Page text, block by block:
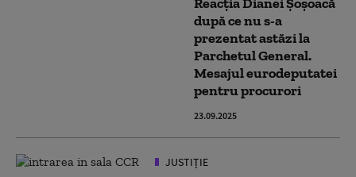
după ce nu s-a
prezentat astăzi la
Parchetul General.
Mesajul eurodeputatei
pentru procurori
23.09.2025
JUSTIȚIE